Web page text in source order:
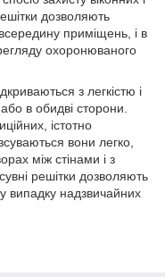
дозволяють
приміщень, і в
охоронюваного
з легкістю і
в обидві сторони.
істотно
вони легко,
між стінами і з
решітки дозволяють
випадку надзвичайних